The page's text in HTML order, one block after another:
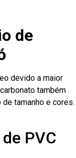
de
devido a maior
também
tamanho e cores.
PVC